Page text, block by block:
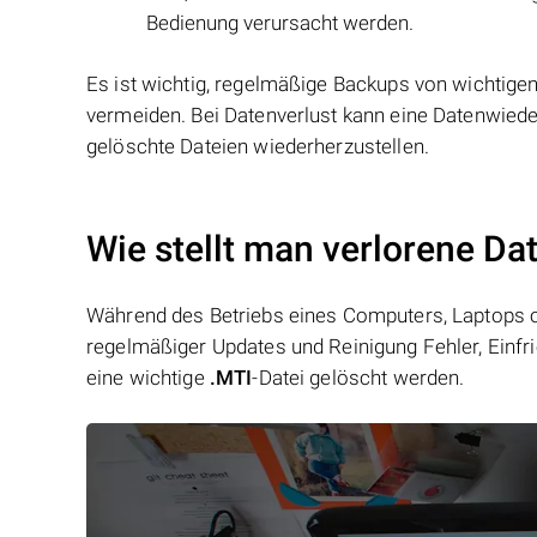
Bedienung verursacht werden.
Es ist wichtig, regelmäßige Backups von
vermeiden. Bei Datenverlust kann eine
gelöschte Dateien wiederherzustellen.
Wie stellt man verlorene
Während des Betriebs eines Computers,
regelmäßiger Updates und Reinigung Fehler,
eine wichtige .MTI-Datei gelöscht werden.